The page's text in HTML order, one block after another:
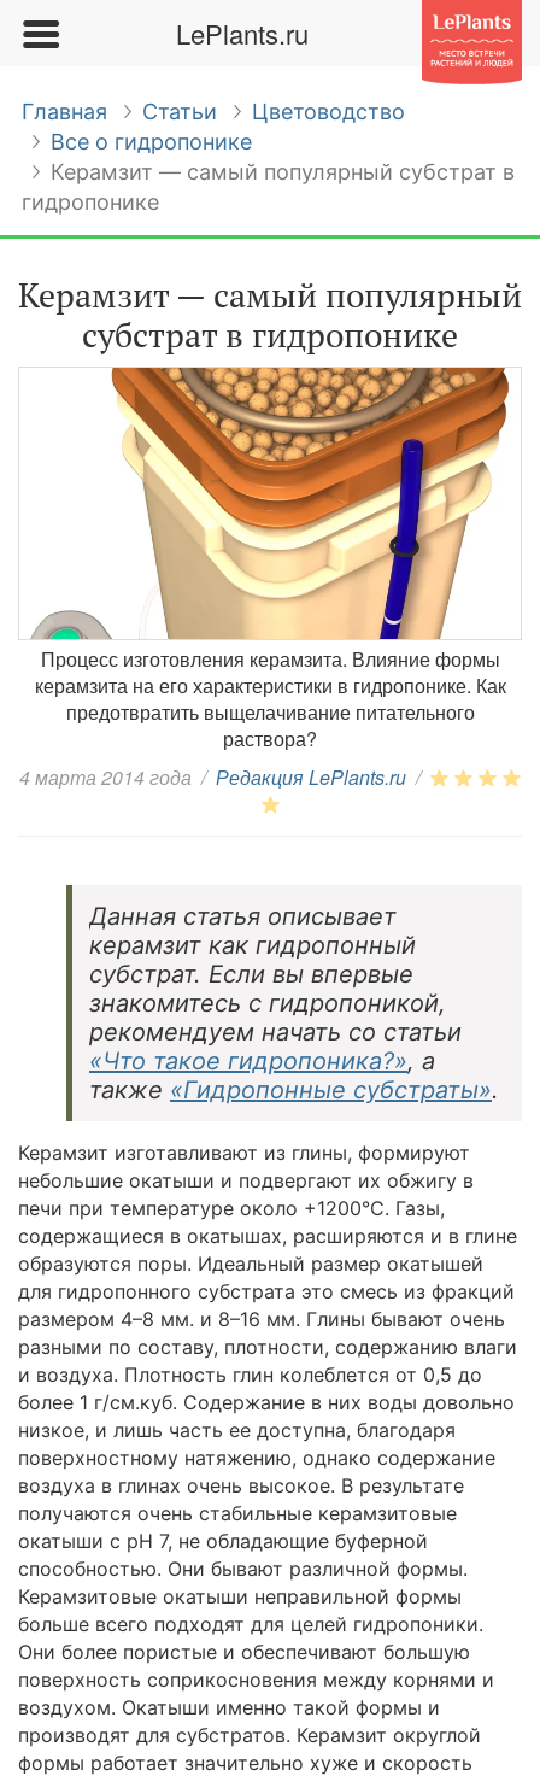
LePlants.ru
Главная Статьи
Цветоводство
Все о гидропонике
Керамзит — самый популярный субстрат в
гидропонике
Керамзит — самый популярный
субстрат в гидропонике
Процесс изготовления керамзита. Влияние формы
керамзита на его характеристики в гидропонике. Как
предотвратить выщелачивание питательного
раствора?
4 марта 2014 года / Редакция LePlants.ru /
Данная статья описывает
керамзит как гидропонный
субстрат. Если вы впервые
знакомитесь с гидропоникой,
рекомендуем начать со статьи
«Что такое гидропоника?», а
также «Гидропонные субстраты».
Керамзит изготавливают из глины, формируют
небольшие окатыши и подвергают их обжигу в
печи при температуре около +1200°С. Газы,
содержащиеся в окатышах, расширяются и в глине
образуются поры. Идеальный размер окатышей
для гидропонного субстрата это смесь из фракций
размером 4–8 мм. и 8–16 мм. Глины бывают очень
разными по составу, плотности, содержанию влаги
и воздуха. Плотность глин колеблется от 0,5 до
более 1 г/см.куб. Содержание в них воды довольно
низкое, и лишь часть ее доступна, благодаря
поверхностному натяжению, однако содержание
воздуха в глинах очень высокое. В результате
получаются очень стабильные керамзитовые
окатыши с рН 7, не обладающие буферной
способностью. Они бывают различной формы.
Керамзитовые окатыши неправильной формы
больше всего подходят для целей гидропоники.
Они более пористые и обеспечивают большую
поверхность соприкосновения между корнями и
воздухом. Окатыши именно такой формы и
производят для субстратов. Керамзит округлой
формы работает значительно хуже и скорость